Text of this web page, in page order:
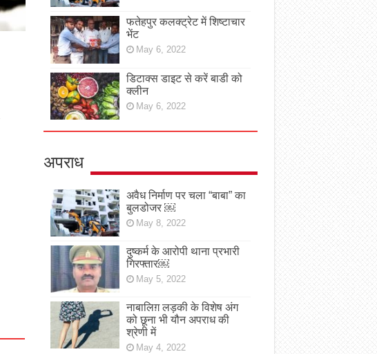
फतेहपुर कलक्ट्रेट में शिष्टाचार
भेंट
May 6, 2022
डिटाक्स डाइट से करें बाडी को
क्लीन
May 6, 2022
अपराध
अवैध निर्माण पर चला “बाबा” का
बुलडोजर ￼
May 8, 2022
दुष्कर्म के आरोपी थाना प्रभारी
गिरफ्तार￼
May 5, 2022
नाबालिग़ लड़की के विशेष अंग
को छूना भी यौन अपराध की
श्रेणी में
May 4, 2022